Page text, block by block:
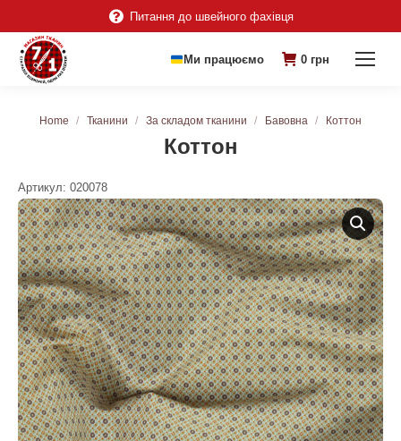
Питання до швейного фахівця
Ми працюємо 0 грн
Коттон
You are here:
Home Тканини За складом тканини Бавовна Коттон
Артикул: 020078